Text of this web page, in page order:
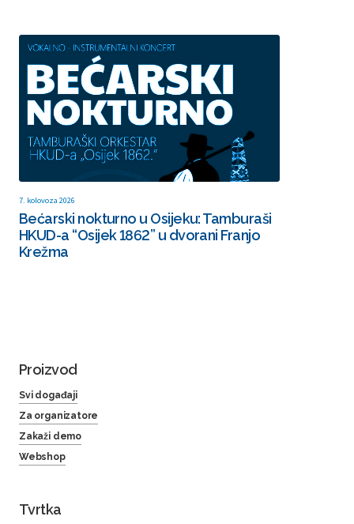
7. kolovoza 2026
Bećarski nokturno u Osijeku: Tamburaši
HKUD-a “Osijek 1862” u dvorani Franjo
Krežma
Proizvod
Svi događaji
Za organizatore
Zakaži demo
Webshop
Tvrtka